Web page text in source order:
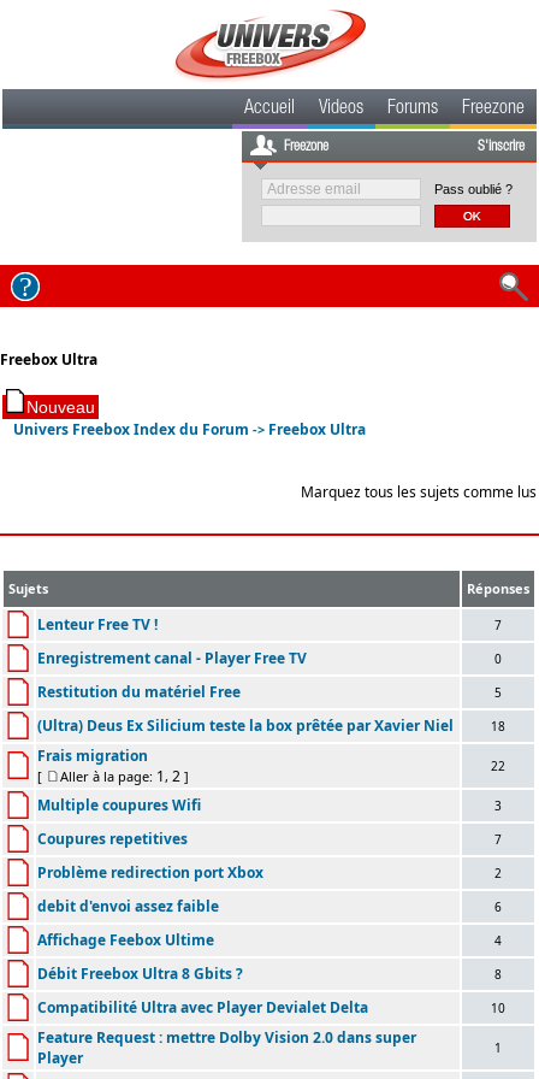
Accueil Videos Forums Freezone
Freezone S'inscrire
Pass oublié ?
Freebox Ultra
Univers Freebox Index du Forum -> Freebox Ultra
Marquez tous les sujets comme lus
Sujets Réponses
Lenteur Free TV ! 7
Enregistrement canal - Player Free TV 0
Restitution du matériel Free 5
(Ultra) Deus Ex Silicium teste la box prêtée par Xavier Niel 18
Frais migration
[ Aller à la page: 1 , 2 ]
22
Multiple coupures Wifi 3
Coupures repetitives 7
Problème redirection port Xbox 2
debit d'envoi assez faible 6
Affichage Feebox Ultime 4
Débit Freebox Ultra 8 Gbits ? 8
Compatibilité Ultra avec Player Devialet Delta 10
Feature Request : mettre Dolby Vision 2.0 dans super
Player
1